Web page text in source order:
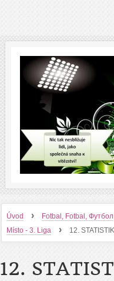
Úvod › Fotbal, Fotbal, Футбол
Místo - 3. Liga
› 12.
12.